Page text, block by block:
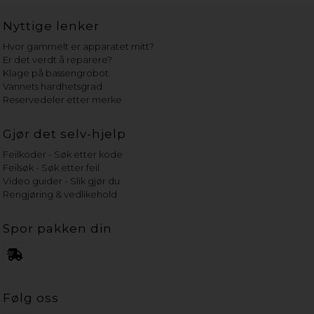
Nyttige lenker
Hvor gammelt er apparatet mitt?
Er det verdt å reparere?
Klage på bassengrobot
Vannets hardhetsgrad
Reservedeler etter merke
Gjør det selv-hjelp
Feilkoder - Søk etter kode
Feilsøk - Søk etter feil
Video guider - Slik gjør du
Rengjøring & vedlikehold
Spor pakken din
Følg oss